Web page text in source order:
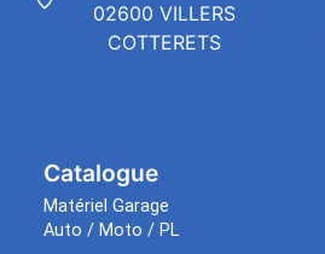
Catalogue
Matériel Garage
Auto / Moto / PL
02600 VILLERS
COTTERETS